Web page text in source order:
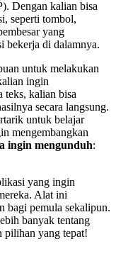
Dengan kalian bisa
seperti tombol,
yang
bekerja di dalamnya.
untuk melakukan
ingin
teks, kalian bisa
secara langsung.
untuk belajar
mengembangkan
ingin mengunduh:
yang ingin
Alat ini
bagi pemula sekalipun.
banyak tentang
pilihan yang tepat!